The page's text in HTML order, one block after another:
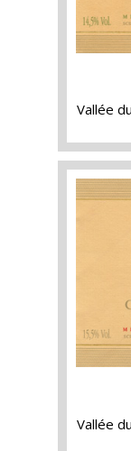
Vallée
Vallée